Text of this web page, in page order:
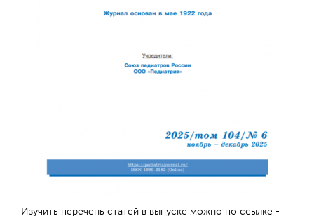
Изучить перечень статей в выпуске можно по ссылке -